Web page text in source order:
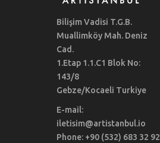
Bilişim Vadisi T.G.B.
Muallimköy Mah. Deniz
Cad.
1.Etap 1.1.C1 Blok No:
143/8
Gebze/Kocaeli Turkiye
E-mail:
iletisim@artistanbul.io
Phone: +90 (532) 683 32 92